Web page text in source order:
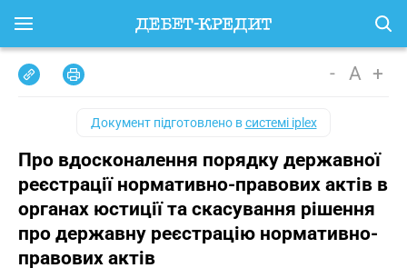
- A +
Документ підготовлено всистемі iplex
Про вдосконалення порядку державної
реєстрації нормативно-правових актів в
органах юстиції та скасування рішення
про державну реєстрацію нормативно-
правових актів